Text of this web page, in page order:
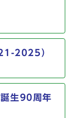
2025）
生90周年